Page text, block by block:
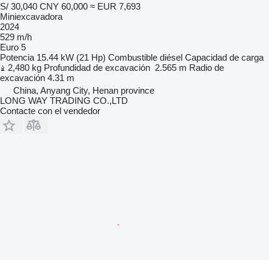
S/ 30,040 CNY 60,000 ≈ EUR 7,693
Miniexcavadora
2024
529 m/h
Euro 5
Potencia 15.44 kW (21 Hp) Combustible diésel Capacidad de carga
2,480 kg Profundidad de excavación 2.565 m Radio de
excavación 4.31 m
China, Anyang City, Henan province
LONG WAY TRADING CO.,LTD
Contacte con el vendedor